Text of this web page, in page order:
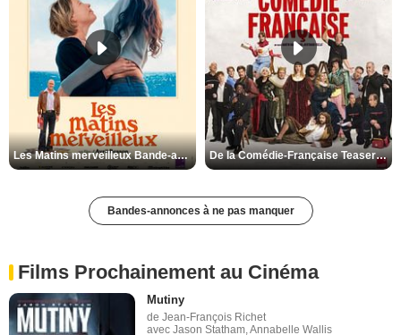
Les Matins merveilleux Bande-annonce VF De la Comédie-Française Teaser VF
Bandes-annonces à ne pas manquer
Films Prochainement au Cinéma
Mutiny
de Jean-François Richet
avec Jason Statham, Annabelle Wallis